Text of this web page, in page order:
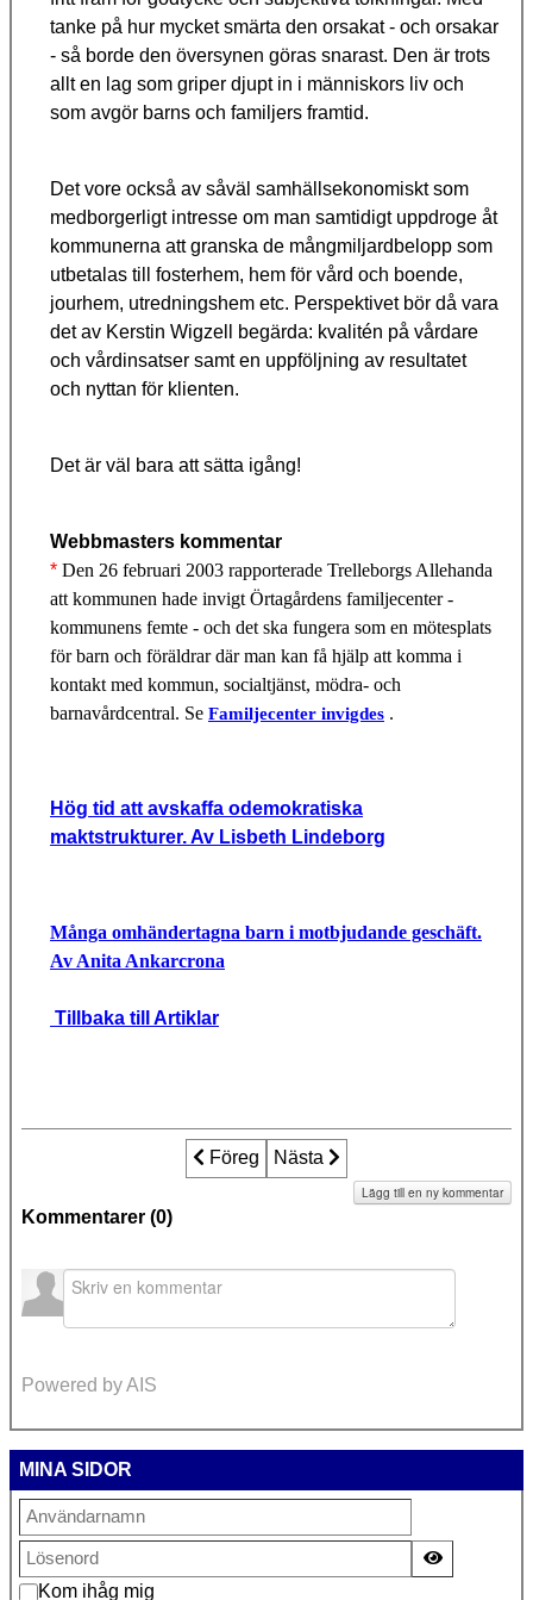
tanke på hur mycket smärta den orsakat - och orsakar
- så borde den översynen göras snarast. Den är trots
allt en lag som griper djupt in i människors liv och
som avgör barns och familjers framtid.
Det vore också av såväl samhällsekonomiskt som
medborgerligt intresse om man samtidigt uppdroge åt
kommunerna att granska de mångmiljardbelopp som
utbetalas till fosterhem, hem för vård och boende,
jourhem, utredningshem etc. Perspektivet bör då vara
det av Kerstin Wigzell begärda: kvalitén på vårdare
och vårdinsatser samt en uppföljning av resultatet
och nyttan för klienten.
Det är väl bara att sätta igång!
Webbmasters kommentar
* Den 26 februari 2003 rapporterade Trelleborgs Allehanda
att kommunen hade invigt Örtagårdens familjecenter -
kommunens femte - och det ska fungera som en mötesplats
för barn och föräldrar där man kan få hjälp att komma i
kontakt med kommun, socialtjänst, mödra- och
barnavårdcentral. Se Familjecenter invigdes .
Hög tid att avskaffa odemokratiska
maktstrukturer. Av Lisbeth Lindeborg
Många omhändertagna barn i motbjudande geschäft.
Av Anita Ankarcrona
Tillbaka till Artiklar
Föregående artikel: Socialtjänst och
Föreg Nästa artikel: Socialtjänsten i
Nästa
Kommentarer (0)
Lägg till en ny kommentar
Powered by AIS
MINA SIDOR
Kom ihåg mig